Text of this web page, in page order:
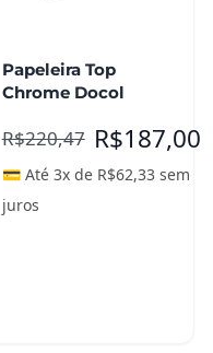
Papeleira Top
Chrome Docol
R$220,47 R$187,00
💳 Até 3x de R$62,33 sem
juros